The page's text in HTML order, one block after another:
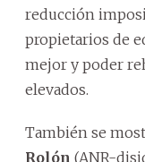
reducción
propietarios de
mejor y poder
elevados.
También se
Rolón (ANR-